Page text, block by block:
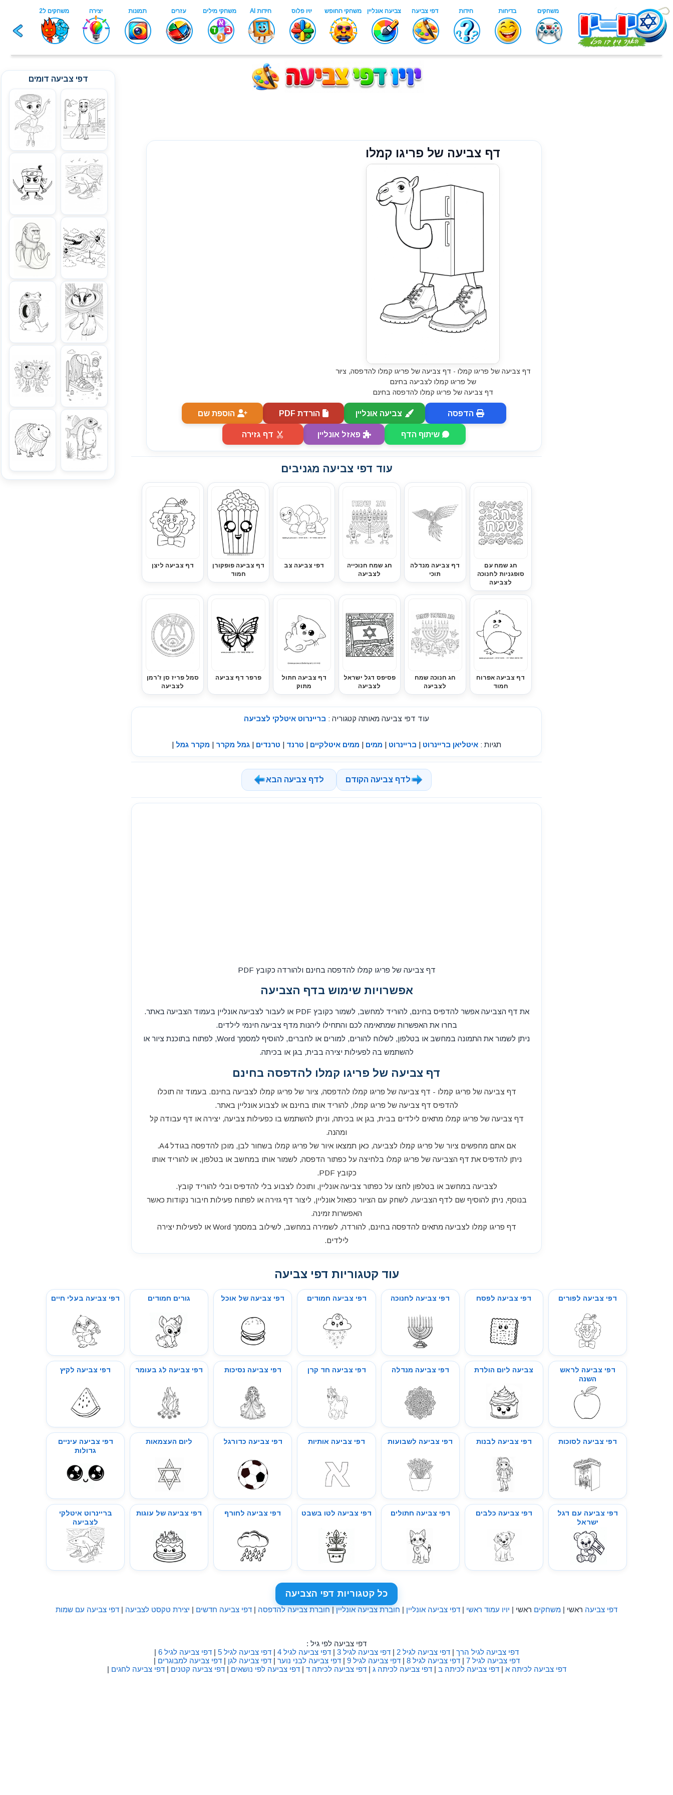
דפי צביעה דומים
דף צביעה של פריגו קמלו
דף צביעה של פריגו קמלו - דף צביעה של פריגו קמלו להדפסה, ציור
של פריגו קמלו לצביעה בחינם
דף צביעה של פריגו קמלו להדפסה בחינם
הדפסה צביעה אונליין הורדת PDF הוספת שם
פאזל אונליין דף גזירה שיתוף הדף
עוד דפי צביעה מגניבים
חג שמח עם
סופגניות לחנוכה
לצביעה
דף צביעה מנדלה
תוכי
חג שמח חנוכייה
לצביעה
דפי צביעה צב
דף צביעה פופקורן
חמוד
דף צביעה ליצן
דף צביעה אפרוח
חמוד
חג חנוכה שמח
לצביעה
פסיפס דגל ישראל
לצביעה
דף צביעה חתול
מתוק
פרפר דף צביעה
סמל פריז סן ז'רמן
לצביעה
עוד דפי צביעה מאותה קטגוריה : בריינרוט איטלקי לצביעה
תגיות : איטליאן בריינרוט | בריינרוט | ממים | ממים איטלקיים | טרנד | טרנדים | גמל מקרר | מקרר גמל |
לדף צביעה הקודם לדף צביעה הבא
דף צביעה של פריגו קמלו להדפסה בחינם ולהורדה כקובץ PDF
אפשרויות שימוש בדף הצביעה
את דף הצביעה אפשר להדפיס בחינם, להוריד למחשב, לשמור כקובץ PDF או לעבור לצביעה אונליין בעמוד הצביעה באתר.
בחרו את האפשרות שמתאימה לכם והתחילו ליהנות מדף צביעה חינמי לילדים.
ניתן לשמור את התמונה במחשב או בטלפון, לשלוח להורים, למורים או לחברים, להוסיף למסמך Word, לפתוח בתוכנת ציור או
להשתמש בה לפעילות יצירה בבית, בגן או בכיתה.
דף צביעה של פריגו קמלו להדפסה בחינם
דף צביעה של פריגו קמלו - דף צביעה של פריגו קמלו להדפסה, ציור של פריגו קמלו לצביעה בחינם. בעמוד זה תוכלו
להדפיס דף צביעה של פריגו קמלו, להוריד אותו בחינם או לצבוע אונליין באתר.
דף צביעה של פריגו קמלו מתאים לילדים בבית, בגן או בכיתה, וניתן להשתמש בו כפעילות צביעה, יצירה או דף עבודה קל
ומהנה.
אם אתם מחפשים ציור של פריגו קמלו לצביעה, כאן תמצאו איור של פריגו קמלו בשחור לבן, מוכן להדפסה בגודל A4.
ניתן להדפיס את דף הצביעה של פריגו קמלו בלחיצה על כפתור הדפסה, לשמור אותו במחשב או בטלפון, או להוריד אותו
כקובץ PDF.
לצביעה במחשב או בטלפון לחצו על כפתור צביעה אונליין, ותוכלו לצבוע בלי להדפיס ובלי להוריד קובץ.
בנוסף, ניתן להוסיף שם לדף הצביעה, לשחק עם הציור כפאזל אונליין, ליצור דף גזירה או לפתוח פעילות חיבור נקודות כאשר
האפשרות זמינה.
דף פריגו קמלו לצביעה מתאים להדפסה בחינם, להורדה, לשמירה במחשב, לשילוב במסמך Word או לפעילות יצירה
לילדים.
עוד קטגוריות דפי צביעה
דפי צביעה לפורים דפי צביעה לפסח דפי צביעה לחנוכה דפי צביעה חמודים דפי צביעה של אוכל גורים חמודים דפי צביעה בעלי חיים
דפי צביעה לראש
השנה
צביעה ליום הולדת דפי צביעה מנדלה דפי צביעה חד קרן דפי צביעה נסיכות דפי צביעה לג בעומר דפי צביעה לקיץ
דפי צביעה לסוכות דפי צביעה לבנות דפי צביעה לשבועות דפי צביעה אותיות דפי צביעה כדורגל ליום העצמאות
דפי צביעה עיניים
גדולות
דפי צביעה עם דגל
ישראל
דפי צביעה כלבים דפי צביעה חתולים דפי צביעה לטו בשבט דפי צביעה לחורף דפי צביעה של עוגות
בריינרוט איטלקי
לצביעה
כל קטגוריות דפי הצביעה
דפי צביעה ראשי | משחקים ראשי | יויו עמוד ראשי | דפי צביעה אונליין | חוברת צביעה אונליין|חוברת צביעה להדפסה | דפי צביעה חדשים | יצירת טקסט לצביעה | דפי צביעה עם שמות
דפי צביעה לפי גיל :
דפי צביעה לגיל הרך | דפי צביעה לגיל 2 | דפי צביעה לגיל 3 | דפי צביעה לגיל 4 | דפי צביעה לגיל 5 | דפי צביעה לגיל 6
|
דפי צביעה לגיל 7
|דפי צביעה לגיל 8 |דפי צביעה לגיל 9 |דפי צביעה לבני נוער |דפי צביעה לגן |דפי צביעה למבוגרים |
דפי צביעה לכיתה א |דפי צביעה לכיתה ב |דפי צביעה לכיתה ג |דפי צביעה לכיתה ד |דפי צביעה לפי נושאים |דפי צביעה קטנים |דפי צביעה לחגים |